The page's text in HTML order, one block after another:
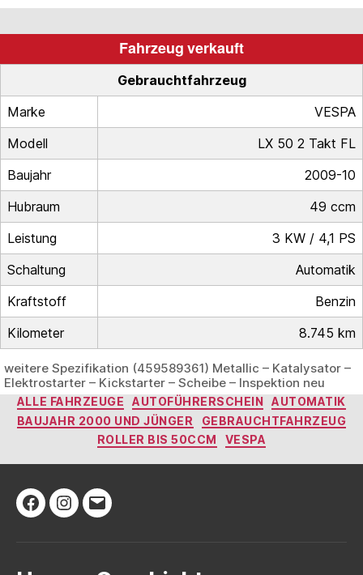
Fahrzeug verkauft
Gebrauchtfahrzeug
Marke
VESPA
Modell
LX 50 2 Takt FL
Baujahr
2009-10
Hubraum
49 ccm
Leistung
3 KW / 4,1 PS
Schaltung
Automatik
Kraftstoff
Benzin
Kilometer
8.745 km
weitere Spezifikation (459589361) Metallic – Katalysator –
Elektrostarter – Kickstarter – Scheibe – Inspektion neu
Kategorien
ALLE FAHRZEUGE AUTOFÜHRERSCHEIN
AUTOMATIK
BAUJAHR 2000 UND JÜNGER
GEBRAUCHTFAHRZEUG
ROLLER BIS 50CCM
VESPA
Facebook
Instagram
E-